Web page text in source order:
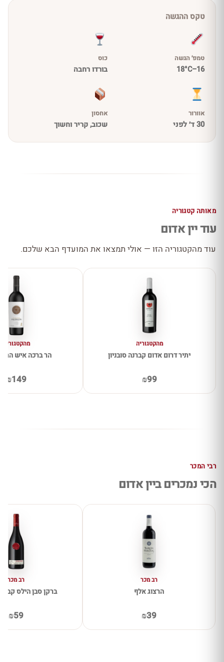
טקס ההגשה
טמפ׳ הגשה
16–18°C
כוס
בורדו רחבה
אוורור
30 ד׳ לפני
אחסון
שכוב, קריר וחשוך
מאותה קטגוריה
עוד יין אדום
עוד מהקטגוריה הזו — אולי תמצאו את המועדף הבא שלכם.
מהקטגוריה
יתיר דרום אדום קברנה סובניון
₪99
מהקטגוריה
הר ברכה איש
₪149
רבי המכר
הכי נמכרים ביין אדום
רב מכר
הרצוג אלף
₪39
רב מכר
ברקן סבן הילס
₪59